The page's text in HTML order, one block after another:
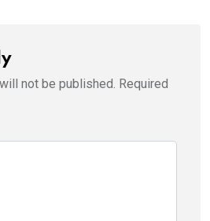
not be published. Required